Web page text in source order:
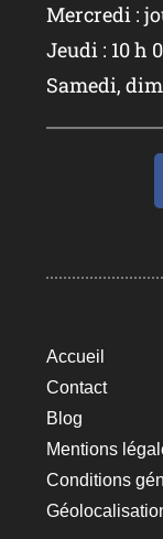
Mercredi :
Jeudi : 10 h
Samedi,
Accueil
Contact
Blog
Mentions
Conditions